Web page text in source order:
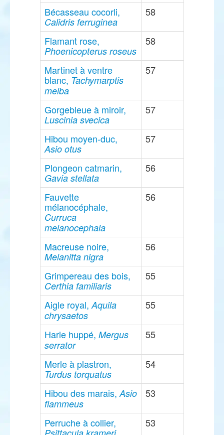
Bécasseau cocorli,
Calidris ferruginea
58
Flamant rose,
Phoenicopterus roseus
58
Martinet à ventre
blanc, Tachymarptis
melba
57
Gorgebleue à miroir,
Luscinia svecica
57
Hibou moyen-duc,
Asio otus
57
Plongeon catmarin,
Gavia stellata
56
Fauvette
mélanocéphale,
Curruca
melanocephala
56
Macreuse noire,
Melanitta nigra
56
Grimpereau des bois,
Certhia familiaris
55
Aigle royal,Aquila
chrysaetos
55
Harle huppé, Mergus
serrator
55
Merle à plastron,
Turdus torquatus
54
Hibou des marais,Asio
flammeus
53
Perruche à collier, 53